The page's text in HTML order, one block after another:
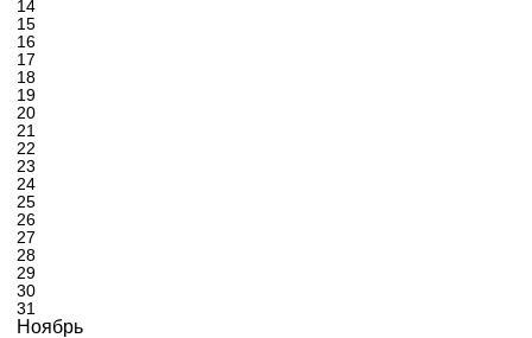
14
15
16
17
18
19
20
21
22
23
24
25
26
27
28
29
30
31
Ноябрь